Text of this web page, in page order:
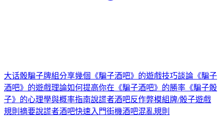
大话骰騙子牌組分享幾個《騙子酒吧》的遊戲技巧談論《騙子
酒吧》的遊戲理論如何提高你在《騙子酒吧》的勝率 《騙子骰
子》的心理學與概率指南說謊者酒吧反作弊模組牌/骰子遊戲
規則摘要說謊者酒吧快速入門街機酒吧混亂規則